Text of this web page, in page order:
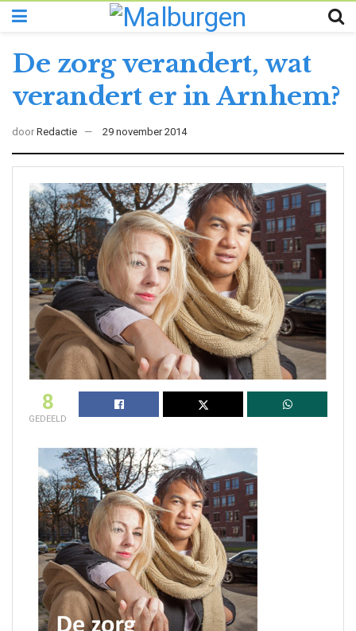
De zorg verandert, wat
verandert er in Arnhem?
door Redactie 29 november 2014
8
GEDEELD